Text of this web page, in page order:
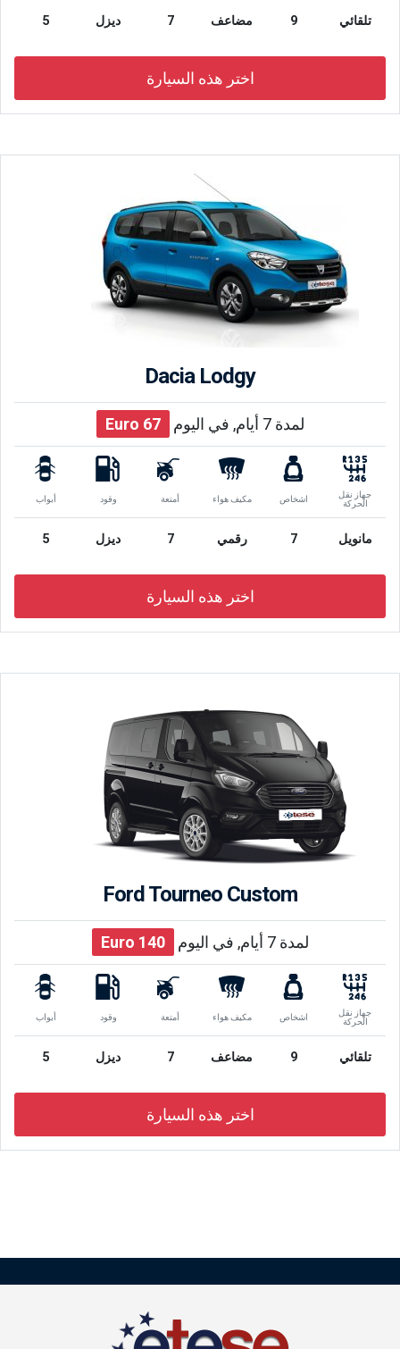
تلقائي 9 مضاعف 7 ديزل 5
اختر هذه السيارة
Dacia Lodgy
لمدة 7 أيام, في اليوم 67
Euro
جهاز نقل
الحركة
اشخاص مكيف هواء أمتعة وقود أبواب
مانويل 7 رقمي 7 ديزل 5
اختر هذه السيارة
Ford Tourneo Custom
لمدة 7 أيام, في اليوم 140
Euro
جهاز نقل
الحركة
اشخاص مكيف هواء أمتعة وقود أبواب
تلقائي 9 مضاعف 7 ديزل 5
اختر هذه السيارة